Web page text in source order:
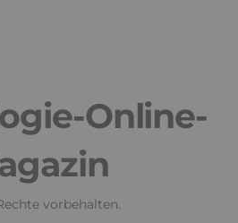
Online-
vorbehalten.